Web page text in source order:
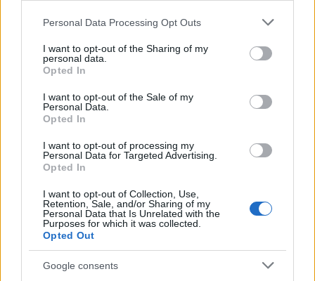
Please note that this website/app uses one or more Google
not limited to your visit or usage behaviour. You may click to
grant or deny consent to Google and its third-party tags to
use your data for below specified purposes in below Google
consent section.
Personal Data Processing Opt Outs
I want to opt-out of the Sharing of my
personal data.
Opted In
I want to opt-out of the Sale of my
Personal Data.
Opted In
I want to opt-out of processing my
Personal Data for Targeted Advertising.
Opted In
I want to opt-out of Collection, Use,
Retention, Sale, and/or Sharing of my
Personal Data that Is Unrelated with the
Purposes for which it was collected.
Opted Out
Google consents
ΑΣΕΠ: Εξ αποστάσεως η πιο Εύκολη
Πιστοποίηση Υπολογιστών σε 2
μέρες
Μάθε πρώτος όλες τις σημαντικές
ειδήσεις.
Βάλε το proson.gr στα αποτελέσματα
αναζήτησης της Google